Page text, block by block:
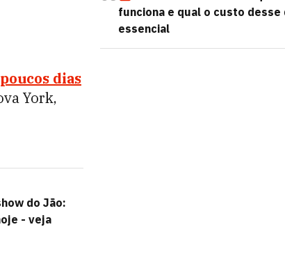
poucos dias
York,
do Jão:
- veja
funciona e qual o custo desse
essencial